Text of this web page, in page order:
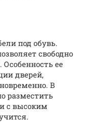
под обувь.
свободно
ее
дверей,
В
разместить
с высоким